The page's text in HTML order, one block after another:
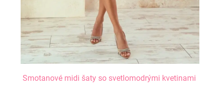
Smotanové midi šaty so svetlomodrými kvetinami